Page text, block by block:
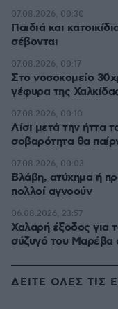
Παιδιά και
σέβονται
07.08.2026, 00:30
Στο νοσοκομείο
γέφυρα της
07.08.2026, 00:17
Λίσι μετά την ήττα
σοβαρότητα θα
07.08.2026, 00:10
Βλάβη, ατύχημα ή
πολλοί αγνοούν
07.08.2026, 00:03
Χαλαρή έξοδος για
σύζυγό του Μαρέβα
06.08.2026, 23:57
ΔΕΙΤΕ ΟΛΕΣ ΤΙΣ